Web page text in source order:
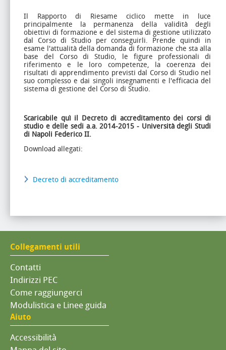
Il Rapporto di Riesame ciclico mette in luce
principalmente la permanenza della validità degli
obiettivi di formazione e del sistema di gestione utilizzato
dal Corso di Studio per conseguirli. Prende quindi in
esame l'attualità della domanda di formazione che sta alla
base del Corso di Studio, le figure professionali di
riferimento e le loro competenze, la coerenza dei
risultati di apprendimento previsti dal Corso di Studio nel
suo complesso e dai singoli insegnamenti e l'efficacia del
sistema di gestione del Corso di Studio.
Scaricabile quì il Decreto di accreditamento dei corsi di
studio e delle sedi a.a. 2014-2015 - Università degli Studi
di Napoli Federico II.
Download allegati:
Decreto di accreditamento
Collegamenti utili
Contatti
Indirizzi PEC
Come raggiungerci
Modulistica e Linee guida
Aiuto
Accessibilità